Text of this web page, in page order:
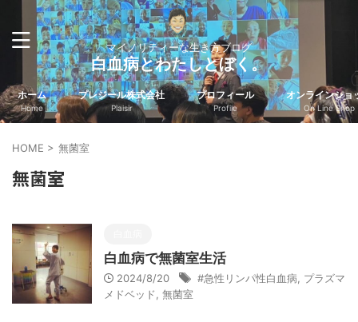
マイノリティーな生き方ブログ
白血病とわたしとぼく。
ホーム
Home
プレジール株式会社
Plaisir
プロフィール
Profile
オンラインショ
On Line Shop
HOME > 無菌室
無菌室
白血病で無菌室生活
2024/8/20 #急性リンパ性白血病
プラズマ
メドベッド
無菌室